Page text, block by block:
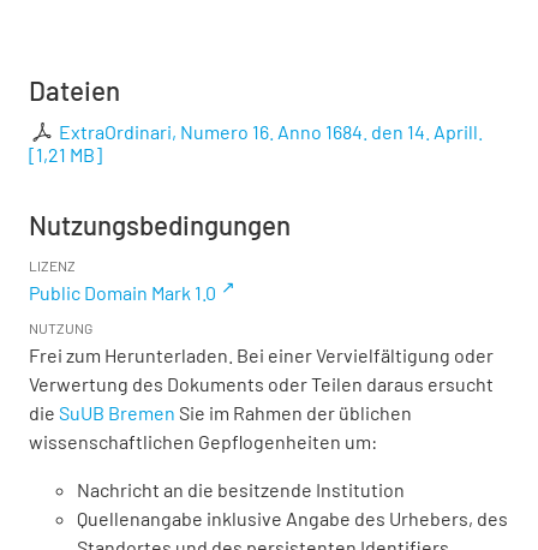
Dateien
ExtraOrdinari, Numero 16. Anno 1684. den 14. Aprill.
[1,21 MB]
Nutzungsbedingungen
LIZENZ
Public Domain Mark 1.0
NUTZUNG
Frei zum Herunterladen. Bei einer Vervielfältigung oder
Verwertung des Dokuments oder Teilen daraus ersucht
die SuUB Bremen Sie im Rahmen der üblichen
wissenschaftlichen Gepflogenheiten um:
Nachricht an die besitzende Institution
Quellenangabe inklusive Angabe des Urhebers, des